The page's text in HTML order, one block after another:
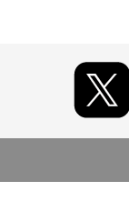
※決済方法「カード
理を実施いたします。
注文受付後の決済
※決済方法「WEB・
いたします。注文
※お客様都合による